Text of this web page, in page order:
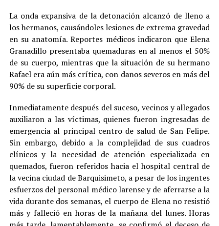
La onda expansiva de la detonación alcanzó de lleno a
los hermanos, causándoles lesiones de extrema gravedad
en su anatomía. Reportes médicos indicaron que Elena
Granadillo presentaba quemaduras en al menos el 50%
de su cuerpo, mientras que la situación de su hermano
Rafael era aún más crítica, con daños severos en más del
90% de su superficie corporal.
Inmediatamente después del suceso, vecinos y allegados
auxiliaron a las víctimas, quienes fueron ingresadas de
emergencia al principal centro de salud de San Felipe.
Sin embargo, debido a la complejidad de sus cuadros
clínicos y la necesidad de atención especializada en
quemados, fueron referidos hacia el hospital central de
la vecina ciudad de Barquisimeto, a pesar de los ingentes
esfuerzos del personal médico larense y de aferrarse a la
vida durante dos semanas, el cuerpo de Elena no resistió
más y falleció en horas de la mañana del lunes. Horas